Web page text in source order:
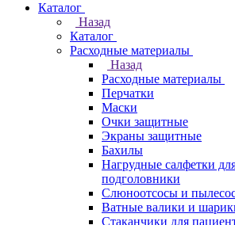
Каталог
Назад
Каталог
Расходные материалы
Назад
Расходные материалы
Перчатки
Маски
Очки защитные
Экраны защитные
Бахилы
Нагрудные салфетки
подголовники
Слюноотсосы и
Ватные валики и
Стаканчики для